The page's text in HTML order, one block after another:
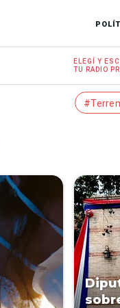
ELEGÍ Y
TU RADIO